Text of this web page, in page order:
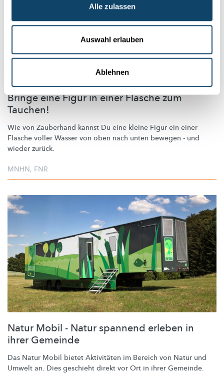
Alle zulassen
Auswahl erlauben
Ablehnen
DAS ARCHIMEDISCHE PRINZIP
Bringe eine Figur in einer Flasche zum
Tauchen!
Wie von Zauberhand kannst Du eine kleine Figur ein einer
Flasche voller Wasser von oben nach unten bewegen - und
wieder zurück.
MNHN, FNR
Natur Mobil - Natur spannend erleben in
ihrer Gemeinde
Das Natur Mobil bietet Aktivitäten im Bereich von Natur und
Umwelt an. Dies geschieht direkt vor Ort in ihrer Gemeinde.